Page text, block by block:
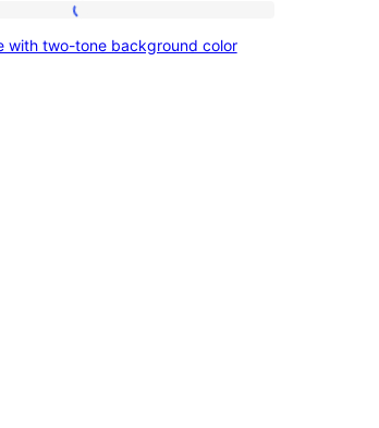
image
with two-tone background color